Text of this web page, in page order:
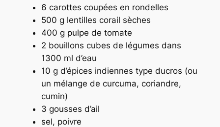
6 carottes coupées en rondelles
500 g lentilles corail sèches
400 g pulpe de tomate
2 bouillons cubes de légumes dans
1300 ml d’eau
10 g d’épices indiennes type ducros (ou
un mélange de curcuma, coriandre,
cumin)
3 gousses d’ail
sel, poivre